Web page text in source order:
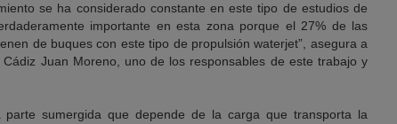
se ha considerado constante en este tipo de estudios de
importante en esta zona porque el 27% de las
de buques con este tipo de propulsión waterjet”, asegura a
Juan Moreno, uno de los responsables de este trabajo y
sumergida que depende de la carga que transporta la